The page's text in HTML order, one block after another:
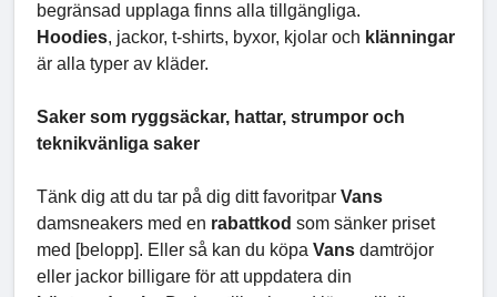
begränsad upplaga finns alla tillgängliga.
Hoodies, jackor, t-shirts, byxor, kjolar och klänningar
är alla typer av kläder.
Saker som ryggsäckar, hattar, strumpor och
teknikvänliga saker
Tänk dig att du tar på dig ditt favoritpar Vans
damsneakers med en rabattkod som sänker priset
med [belopp]. Eller så kan du köpa Vans damtröjor
eller jackor billigare för att uppdatera din